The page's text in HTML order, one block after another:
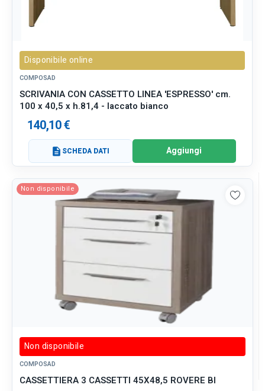
Disponibile online
COMPOSAD
SCRIVANIA CON CASSETTO LINEA 'ESPRESSO' cm.
100 x 40,5 x h.81,4 - laccato bianco
140,10 €
description SCHEDA DATI Aggiungi
Non disponibile
Non disponibile
COMPOSAD
CASSETTIERA 3 CASSETTI 45X48,5 ROVERE BI